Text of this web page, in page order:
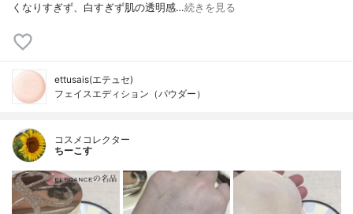
くなりすぎず、白すぎず肌の透明感…続きを見る
ettusais(エテュセ)
フェイスエディション（パウダー）
コスメコレクター
ちーこす